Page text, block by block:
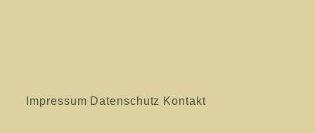
Impressum Datenschutz Kontakt